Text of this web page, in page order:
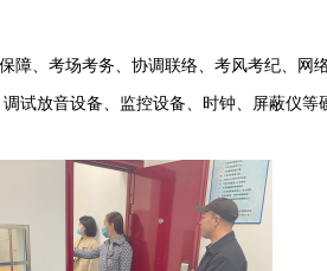
障、考场考务、协调联络、考风考纪、网
调试放音设备、监控设备、时钟、屏蔽仪等